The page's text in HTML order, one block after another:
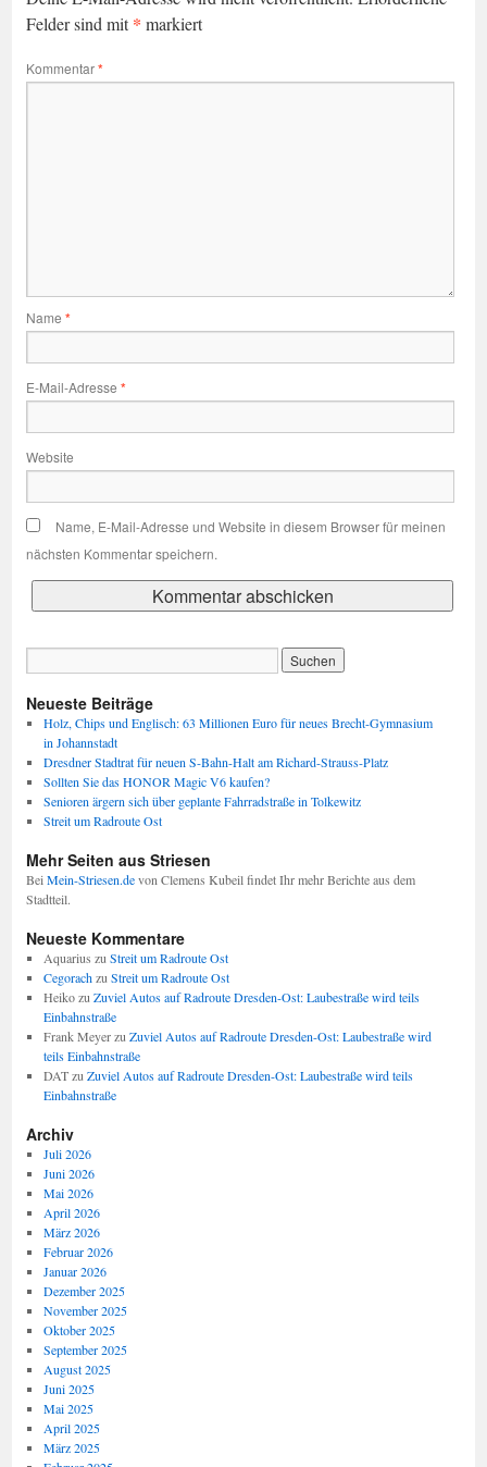
Felder sind mit* markiert
Kommentar*
Name *
E-Mail-Adresse *
Website
Name, E-Mail-Adresse und Website in diesem Browser für meinen
nächsten Kommentar speichern.
Neueste Beiträge
Holz, Chips und Englisch: 63 Millionen Euro für neues Brecht-Gymnasium
in Johannstadt
Dresdner Stadtrat für neuen S-Bahn-Halt am Richard-Strauss-Platz
Sollten Sie das HONOR Magic V6 kaufen?
Senioren ärgern sich über geplante Fahrradstraße in Tolkewitz
Streit um Radroute Ost
Mehr Seiten aus Striesen
BeiMein-Striesen.devon Clemens Kubeil findet Ihr mehr Berichte aus dem
Stadtteil.
Neueste Kommentare
Aquarius zuStreit um Radroute Ost
CegorachzuStreit um Radroute Ost
HeikozuZuviel Autos auf Radroute Dresden-Ost: Laubestraße wird teils
Einbahnstraße
Frank MeyerzuZuviel Autos auf Radroute Dresden-Ost: Laubestraße wird
teils Einbahnstraße
DATzuZuviel Autos auf Radroute Dresden-Ost: Laubestraße wird teils
Einbahnstraße
Archiv
Juli 2026
Juni 2026
Mai 2026
April 2026
März 2026
Februar 2026
Januar 2026
Dezember 2025
November 2025
Oktober 2025
September 2025
August 2025
Juni 2025
Mai 2025
April 2025
März 2025